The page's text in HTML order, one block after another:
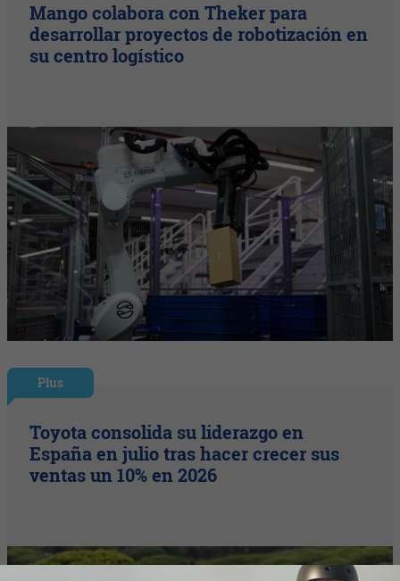
Mango colabora con Theker para
desarrollar proyectos de robotización en
su centro logístico
Plus
Toyota consolida su liderazgo en
España en julio tras hacer crecer sus
ventas un 10% en 2026